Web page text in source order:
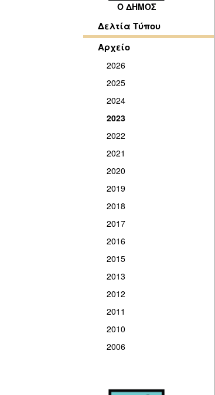
Ο ΔΗΜΟΣ
Δελτία Τύπου
Αρχείο
2026
2025
2024
2023
2022
2021
2020
2019
2018
2017
2016
2015
2013
2012
2011
2010
2006